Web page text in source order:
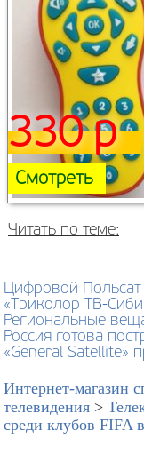
Смотреть
330 р
Читать по теме:
Цифровой Польсат
«Триколор ТВ-
Региональные
Россия готова
«General Satellite»
Интернет-магазин
телевидения >
среди клубов FIFA